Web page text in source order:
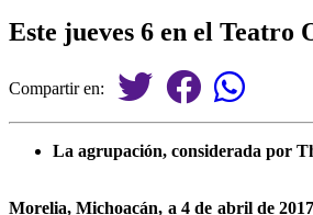
Este jueves 6 en el
Compartir en:
La agrupación, considerada por
Morelia, Michoacán, a 4 de abril de